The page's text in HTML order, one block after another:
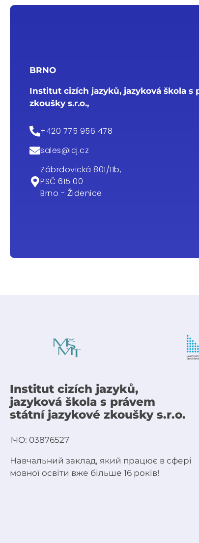
BRNO
Institut cizích jazyků, jazyková škola s
zkoušky s.r.o.,
+420 775 956 478
sales@icj.cz
Zábrdovická 801/11b,
PSČ 615 00
Brno - Židenice
Institut cizích jazyků,
jazyková škola s právem
státní jazykové zkoušky s.r.o.
ІЧО: 03876527
Навчальний заклад, який працює в сфері
мовної освіти вже більше 16 років!